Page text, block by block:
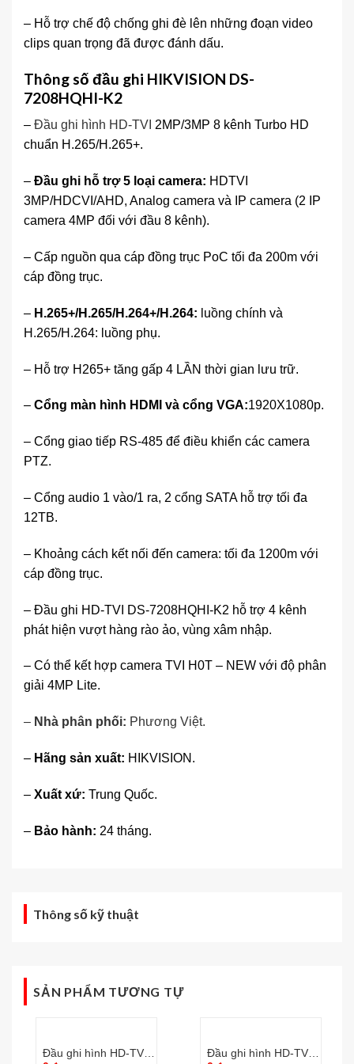
– Hỗ trợ chế độ chống ghi đè lên những đoạn video
clips quan trọng đã được đánh dấu.
Thông số đầu ghi HIKVISION DS-
7208HQHI-K2
– Đầu ghi hình HD-TVI 2MP/3MP 8 kênh Turbo HD
chuẩn H.265/H.265+.
– Đầu ghi hỗ trợ 5 loại camera: HDTVI
3MP/HDCVI/AHD, Analog camera và IP camera (2 IP
camera 4MP đối với đầu 8 kênh).
– Cấp nguồn qua cáp đồng trục PoC tối đa 200m với
cáp đồng trục.
– H.265+/H.265/H.264+/H.264: luồng chính và
H.265/H.264: luồng phụ.
– Hỗ trợ H265+ tăng gấp 4 LẦN thời gian lưu trữ.
– Cổng màn hình HDMI và cổng VGA:1920X1080p.
– Cổng giao tiếp RS-485 để điều khiển các camera
PTZ.
– Cổng audio 1 vào/1 ra, 2 cổng SATA hỗ trợ tối đa
12TB.
– Khoảng cách kết nối đến camera: tối đa 1200m với
cáp đồng trục.
– Đầu ghi HD-TVI DS-7208HQHI-K2 hỗ trợ 4 kênh
phát hiện vượt hàng rào ảo, vùng xâm nhập.
– Có thể kết hợp camera TVI H0T – NEW với độ phân
giải 4MP Lite.
– Nhà phân phối: Phương Việt.
– Hãng sản xuất: HIKVISION.
– Xuất xứ: Trung Quốc.
– Bảo hành: 24 tháng.
Thông số kỹ thuật
SẢN PHẨM TƯƠNG TỰ
Đầu ghi hình HD-TVI 4
Đầu ghi hình HD-TVI 4